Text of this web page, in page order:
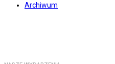
Archiwum